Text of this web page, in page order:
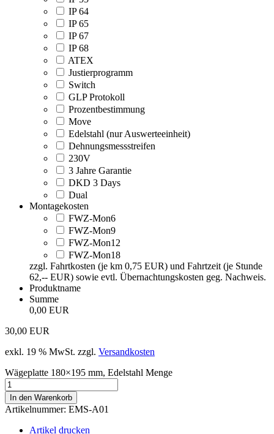
IP 64
IP 65
IP 67
IP 68
ATEX
Justierprogramm
Switch
GLP Protokoll
Prozentbestimmung
Move
Edelstahl (nur Auswerteeinheit)
Dehnungsmessstreifen
230V
3 Jahre Garantie
DKD 3 Days
Dual
Montagekosten
FWZ-Mon6
FWZ-Mon9
FWZ-Mon12
FWZ-Mon18
zzgl. Fahrtkosten (je km 0,75 EUR) und Fahrtzeit (je Stunde
62,-- EUR) sowie evtl. Übernachtungskosten geg. Nachweis.
Produktname
Summe
0,00 EUR
30,00 EUR
exkl. 19 % MwSt. zzgl. Versandkosten
Wägeplatte 180×195 mm, Edelstahl Menge
In den Warenkorb
Artikelnummer: EMS-A01
Artikel drucken